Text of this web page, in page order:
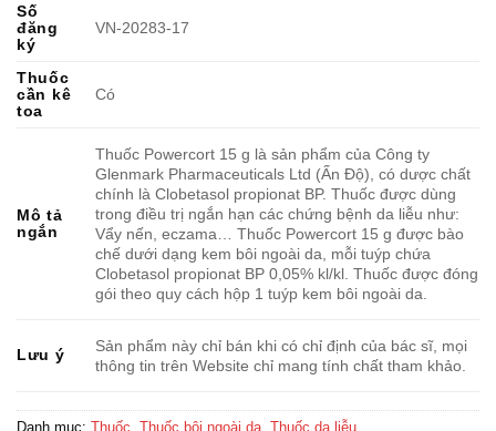
Số
đăng
ký
VN-20283-17
Thuốc
cần kê
toa
Có
Mô tả
ngắn
Thuốc Powercort 15 g là sản phẩm của Công ty
Glenmark Pharmaceuticals Ltd (Ấn Độ), có dược chất
chính là Clobetasol propionat BP. Thuốc được dùng
trong điều trị ngắn hạn các chứng bệnh da liễu như:
Vẩy nến, eczama… Thuốc Powercort 15 g được bào
chế dưới dạng kem bôi ngoài da, mỗi tuýp chứa
Clobetasol propionat BP 0,05% kl/kl. Thuốc được đóng
gói theo quy cách hộp 1 tuýp kem bôi ngoài da.
Lưu ý
Sản phẩm này chỉ bán khi có chỉ định của bác sĩ, mọi
thông tin trên Website chỉ mang tính chất tham khảo.
Danh mục: Thuốc Thuốc bôi ngoài da Thuốc da liễu